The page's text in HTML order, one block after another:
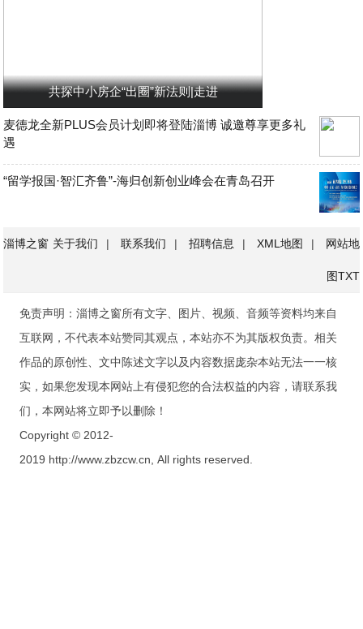
共探中小房企“出圈”新法则|走进
麦德龙全新PLUS会员计划即将登陆淄博 诚邀尊享更多礼
遇
“留学报国·智汇齐鲁”-海归创新创业峰会在青岛召开
淄博之窗 关于我们 | 联系我们 | 招聘信息 | XML地图 | 网站地
图TXT
免责声明：淄博之窗所有文字、图片、视频、音频等资料均来自
互联网，不代表本站赞同其观点，本站亦不为其版权负责。相关
作品的原创性、文中陈述文字以及内容数据庞杂本站无法一一核
实，如果您发现本网站上有侵犯您的合法权益的内容，请联系我
们，本网站将立即予以删除！
Copyright © 2012-
2019 http://www.zbzcw.cn, All rights reserved.